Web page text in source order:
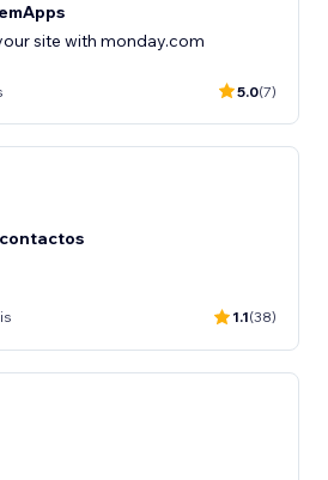
site with monday.com
5.0(7)
1.1(38)